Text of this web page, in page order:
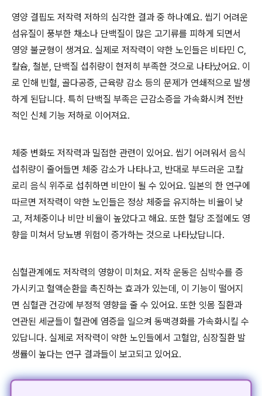
영양 결핍도 저작력 저하의 심각한 결과 중 하나예요. 씹기 어려운
섬유질이 풍부한 채소나 단백질이 많은 고기류를 피하게 되면서
영양 불균형이 생겨요. 실제로 저작력이 약한 노인들은 비타민 C,
칼슘, 철분, 단백질 섭취량이 현저히 부족한 것으로 나타났어요. 이
로 인해 빈혈, 골다공증, 근육량 감소 등의 문제가 연쇄적으로 발생
하게 된답니다. 특히 단백질 부족은 근감소증을 가속화시켜 전반
적인 신체 기능 저하로 이어져요.
체중 변화도 저작력과 밀접한 관련이 있어요. 씹기 어려워서 음식
섭취량이 줄어들면 체중 감소가 나타나고, 반대로 부드러운 고칼
로리 음식 위주로 섭취하면 비만이 될 수 있어요. 일본의 한 연구에
따르면 저작력이 약한 노인들은 정상 체중을 유지하는 비율이 낮
고, 저체중이나 비만 비율이 높았다고 해요. 또한 혈당 조절에도 영
향을 미쳐서 당뇨병 위험이 증가하는 것으로 나타났답니다.
심혈관계에도 저작력의 영향이 미쳐요. 저작 운동은 심박수를 증
가시키고 혈액순환을 촉진하는 효과가 있는데, 이 기능이 떨어지
면 심혈관 건강에 부정적 영향을 줄 수 있어요. 또한 잇몸 질환과
연관된 세균들이 혈관에 염증을 일으켜 동맥경화를 가속화시킬 수
있답니다. 실제로 저작력이 약한 노인들에서 고혈압, 심장질환 발
생률이 높다는 연구 결과들이 보고되고 있어요.